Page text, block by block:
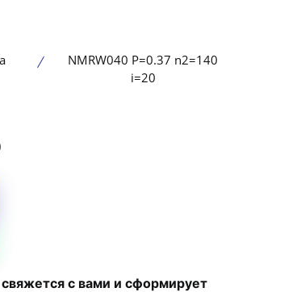
NMRW040 P=0.37 n2=140
i=20
с вами и сформирует